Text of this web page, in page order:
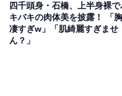
四千頭身・石橋、上半身裸で
キバキの肉体美を披露！ 「
凄すぎw」「肌綺麗すぎませ
ん？」